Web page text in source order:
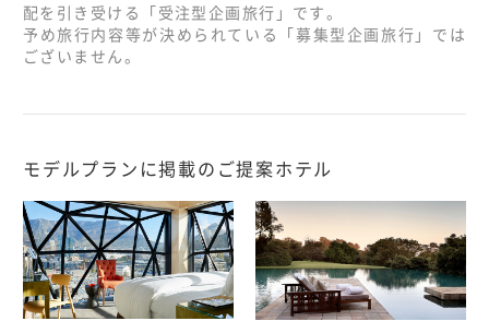
配を引き受ける「受注型企画旅行」です。
予め旅行内容等が決められている「募集型企画旅行」では
ございません。
モデルプランに掲載のご提案ホテル